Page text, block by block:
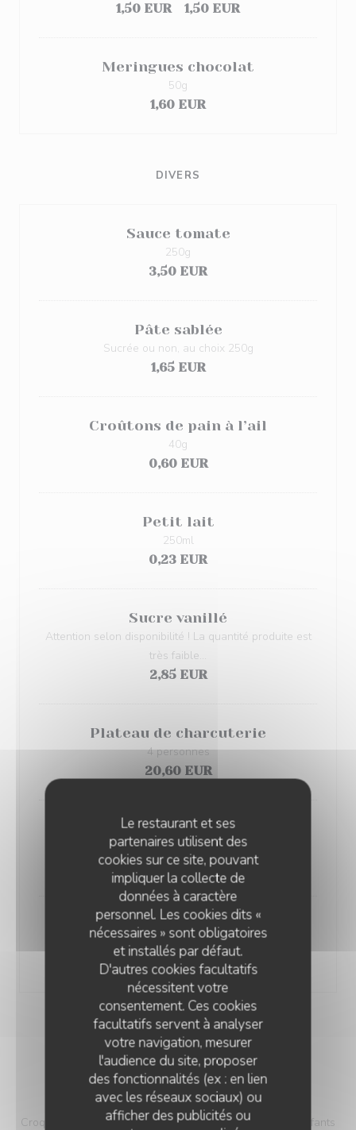
Le restaurant et ses
partenaires utilisent des
cookies sur ce site, pouvant
impliquer la collecte de
données à caractère
personnel. Les cookies dits «
nécessaires » sont obligatoires
et installés par défaut.
D'autres cookies facultatifs
nécessitent votre
consentement. Ces cookies
facultatifs servent à analyser
votre navigation, mesurer
l'audience du site, proposer
des fonctionnalités (ex : en lien
avec les réseaux sociaux) ou
afficher des publicités ou
1,50 EUR
1,50 EUR
Meringues chocolat
50g
1,60 EUR
DIVERS
Sauce tomate
250g
3,50 EUR
Pâte sablée
Sucrée ou non, au choix 250g
1,65 EUR
Croûtons de pain à l’ail
40g
0,60 EUR
Petit lait
250ml
0,23 EUR
Sucre vanillé
Attention selon disponibilité ! La quantité produite est
très faible…
2,85 EUR
Plateau de charcuterie
4 personnes
20,60 EUR
Yaourts au lait fermier
130g
1,20 EUR
Pesto
200g
2,40 EUR
MENU ENFANT
Croque monsieur et selon proposition du jour. Pour les enfants